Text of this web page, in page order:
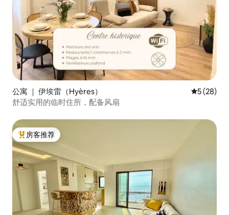
公寓 ｜ 伊埃雷（Hyères） 平均评分
5 (28)
舒适实用的临时住所，配备风扇
热门「房客推荐」
房客推荐